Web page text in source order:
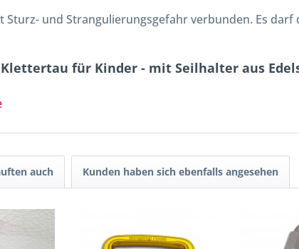
Sturz- und Strangulierungsgefahr verbunden. Es
für Kinder - mit Seilhalter aus
auch Kunden haben sich ebenfalls angesehen